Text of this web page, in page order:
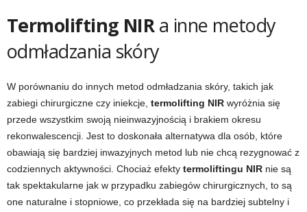
Termolifting NIRa inne metody
odmładzania skóry
W porównaniu do innych metod odmładzania skóry, takich jak
zabiegi chirurgiczne czy iniekcje, termolifting NIR wyróżnia się
przede wszystkim swoją nieinwazyjnością i brakiem okresu
rekonwalescencji. Jest to doskonała alternatywa dla osób, które
obawiają się bardziej inwazyjnych metod lub nie chcą rezygnować z
codziennych aktywności. Chociaż efekty termoliftingu NIR nie są
tak spektakularne jak w przypadku zabiegów chirurgicznych, to są
one naturalne i stopniowe, co przekłada się na bardziej subtelny i